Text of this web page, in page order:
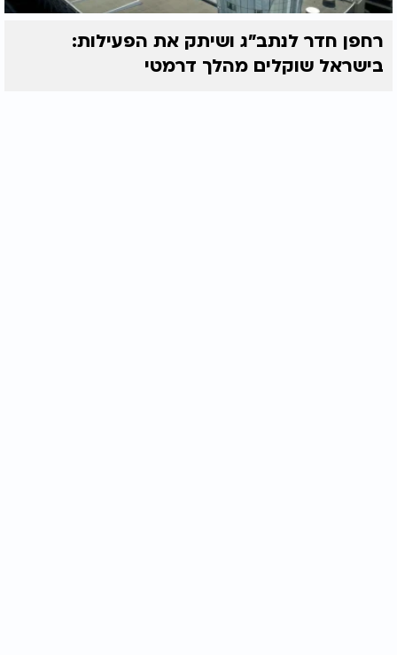
רחפן חדר לנתב"ג ושיתק את הפעילות:
בישראל שוקלים מהלך דרמטי